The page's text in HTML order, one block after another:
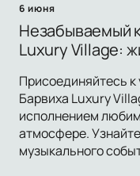
6 июня
Незабываемый
Luxury Village:
Присоединяйтесь к
Барвиха Luxury
исполнением
атмосфере.
музыкального